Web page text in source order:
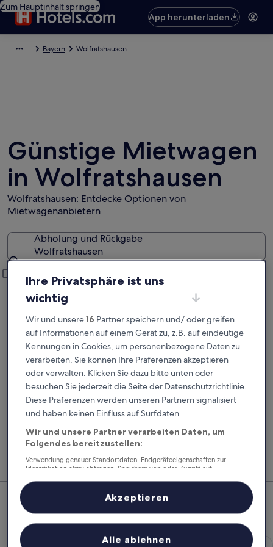
Zum Hauptinhalt springen
App herunterladen
Bayern Wolfratshausen
Günstige Mietwagen
in Wolfratshausen
Wolfratshausen: Entdecke Optionen von
Mietwagenanbietern
Abholung und Rückgabe
Wolfratshausen
Anderen Rückgabeort hinzufügen
Abholdatum
24. Aug.
Rückgabedatum
25. Aug.
Abholzeit
Rückgabezeit
Ich habe einen Rabattcode
Suchen
Vergleiche Autovermieter und buche Flug, Hotel
und Mietwagen zusammen, um noch mehr zu
sparen.
Top-Mietwagenangebote –
Wolfratshausen
Economy
Economy Chevrolet Spark
Ihre Privatsphäre ist uns
wichtig
Wir und unsere16 Partner speichern und/ oder greifen
auf Informationen auf einem Gerät zu, z.B. auf eindeutige
Kennungen in Cookies, um personenbezogene Daten zu
verarbeiten. Sie können Ihre Präferenzen akzeptieren
oder verwalten. Klicken Sie dazu bitte unten oder
besuchen Sie jederzeit die Seite der Datenschutzrichtlinie.
Diese Präferenzen werden unseren Partnern signalisiert
und haben keinen Einfluss auf Surfdaten.
Wir und unsere Partner verarbeiten Daten, um
Folgendes bereitzustellen:
Verwendung genauer Standortdaten. Endgeräteeigenschaften zur
Identifikation aktiv abfragen. Speichern von oder Zugriff auf
Inhalte, Messung von Werbeleistung und der Performance von Inhalten,
Zielgruppenforschung sowie Entwicklung und Verbesserung von
Liste der Partner (Lieferanten)
Alle ablehnen
Akzeptieren